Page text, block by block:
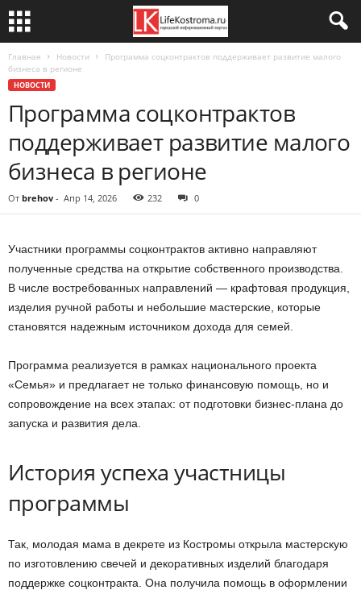
Главная Новости
Программа соцконтрактов поддерживает развитие малого
бизнеса в регионе
НОВОСТИ
Программа соцконтрактов
поддерживает развитие малого
бизнеса в регионе
От brehov - Апр 14, 2026 232 0
Участники программы соцконтрактов активно направляют
полученные средства на открытие собственного производства.
В числе востребованных направлений — крафтовая продукция,
изделия ручной работы и небольшие мастерские, которые
становятся надежным источником дохода для семей.
Программа реализуется в рамках национального проекта
«Семья» и предлагает не только финансовую помощь, но и
сопровождение на всех этапах: от подготовки бизнес-плана до
запуска и развития дела.
История успеха участницы
программы
Так, молодая мама в декрете из Костромы открыла мастерскую
по изготовлению свечей и декоративных изделий благодаря
поддержке соцконтракта. Она получила помощь в оформлении